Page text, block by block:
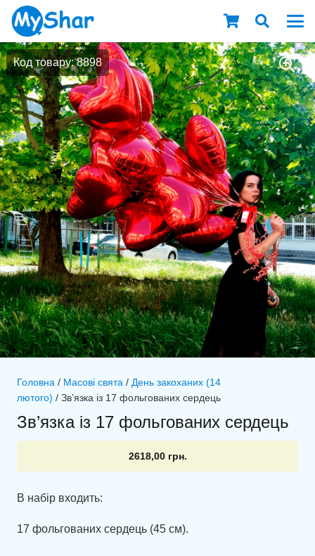
Код товару: 8898
Головна / Масові свята / День закоханих (14
лютого) / Зв’язка із 17 фольгованих сердець
Зв’язка із 17 фольгованих сердець
2618,00 грн.
В набір входить:
17 фольгованих сердець (45 см).